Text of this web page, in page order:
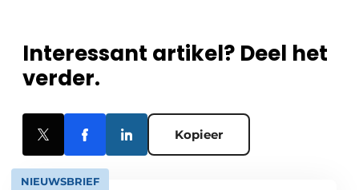
Interessant artikel? Deel het
verder.
Kopieer
NIEUWSBRIEF